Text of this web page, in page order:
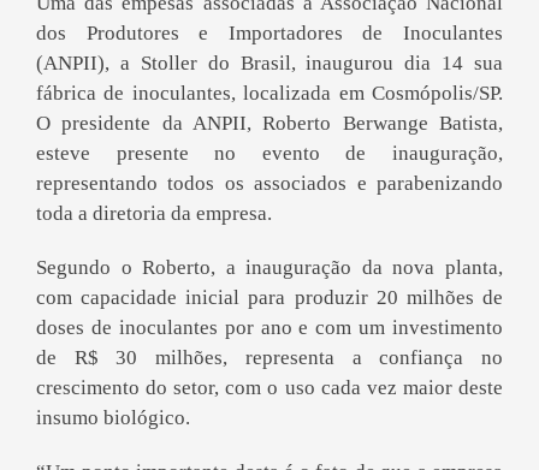
dos Produtores e Importadores de Inoculantes
(ANPII), a Stoller do Brasil, inaugurou dia 14 sua
fábrica de inoculantes, localizada em Cosmópolis/SP.
O presidente da ANPII, Roberto Berwange Batista,
esteve presente no evento de inauguração,
representando todos os associados e parabenizando
toda a diretoria da empresa.
Segundo o Roberto, a inauguração da nova planta,
com capacidade inicial para produzir 20 milhões de
doses de inoculantes por ano e com um investimento
de R$ 30 milhões, representa a confiança no
crescimento do setor, com o uso cada vez maior deste
insumo biológico.